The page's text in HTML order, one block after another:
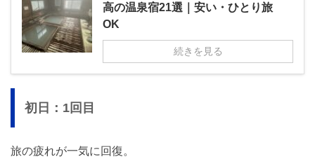
高の温泉宿21選｜安い・ひとり旅
OK
続きを見る
初日：1回目
旅の疲れが一気に回復。